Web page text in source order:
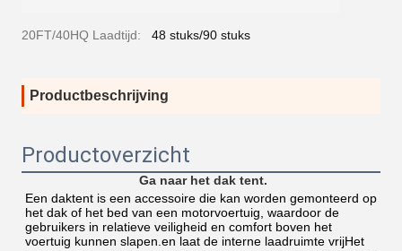
20FT/40HQ Laadtijd: 48 stuks/90 stuks
Productbeschrijving
Productoverzicht
Ga naar het dak tent.
Een daktent is een accessoire die kan worden gemonteerd op
het dak of het bed van een motorvoertuig, waardoor de
gebruikers in relatieve veiligheid en comfort boven het
voertuig kunnen slapen.en laat de interne laadruimte vrijHet